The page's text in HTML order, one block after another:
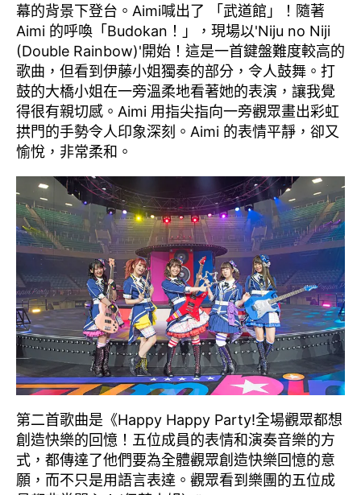
幕的背景下登台。Aimi喊出了 「武道館」！隨著
Aimi 的呼喚「Budokan！」，現場以'Niju no Niji
(Double Rainbow)'開始！這是一首鍵盤難度較高的
歌曲，但看到伊藤小姐獨奏的部分，令人鼓舞。打
鼓的大橋小姐在一旁溫柔地看著她的表演，讓我覺
得很有親切感。Aimi 用指尖指向一旁觀眾畫出彩虹
拱門的手勢令人印象深刻。Aimi 的表情平靜，卻又
愉悅，非常柔和。
第二首歌曲是《Happy Happy Party!全場觀眾都想
創造快樂的回憶！五位成員的表情和演奏音樂的方
式，都傳達了他們要為全體觀眾創造快樂回憶的意
願，而不只是用語言表達。觀眾看到樂團的五位成